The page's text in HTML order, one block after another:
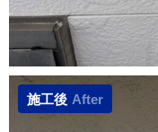
施工後 After